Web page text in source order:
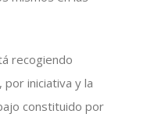
recogiendo
iniciativa y la
constituido por